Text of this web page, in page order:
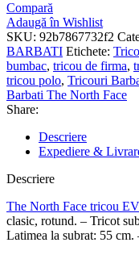
Compară
Adaugă în Wishlist
SKU: 92b7867732f2
BARBATI Etichete:
bumbac, tricou de firma,
tricou polo, Tricouri
Barbati The North Face
Share:
Descriere
Expediere &
Descriere
The North Face tricou
clasic, rotund. – Tricot
Latimea la subrat: 55